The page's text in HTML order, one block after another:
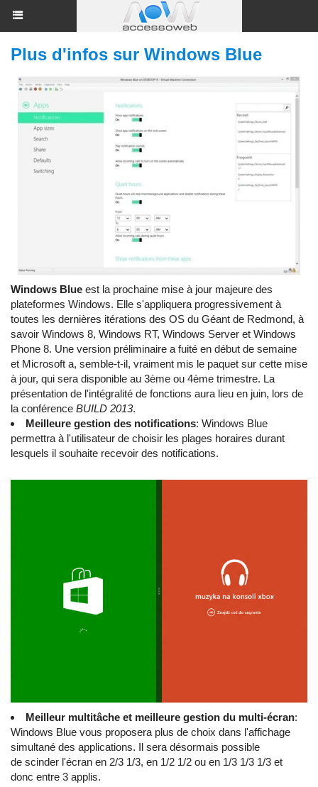
Plus d'infos sur Windows Blue
Windows Blue est la prochaine mise à jour majeure des
plateformes Windows. Elle s'appliquera progressivement à
toutes les dernières itérations des OS du Géant de Redmond, à
savoir Windows 8, Windows RT, Windows Server et Windows
Phone 8. Une version préliminaire a fuité en début de semaine
et Microsoft a, semble-t-il, vraiment mis le paquet sur cette mise
à jour, qui sera disponible au 3ème ou 4ème trimestre. La
présentation de l'intégralité de fonctions aura lieu en juin, lors de
la conférence BUILD 2013.
Meilleure gestion des notifications: Windows Blue
permettra à l'utilisateur de choisir les plages horaires durant
lesquels il souhaite recevoir des notifications.
Meilleur multitâche et meilleure gestion du multi-écran:
Windows Blue vous proposera plus de choix dans l'affichage
simultané des applications. Il sera désormais possible
de scinder l'écran en 2/3 1/3, en 1/2 1/2 ou en 1/3 1/3 1/3 et
donc entre 3 applis.